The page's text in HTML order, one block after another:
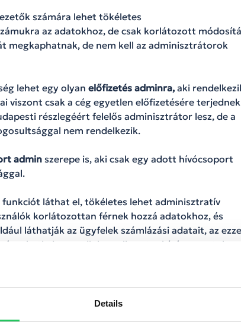
Details
számára lehet tökéletes
az adatokhoz, de csak korlátozott
megkaphatnak, de nem kell az adminisztrátorok
lehet egy olyan előfizetés adminra, aki
viszont csak a cég egyetlen előfizetésére terjednek
részlegéért felelős adminisztrátor lesz, de a
nem rendelkezik.
adminszerepe is, aki csak egy adott hívócsoport
funkciót láthat el, tökéletes lehet adminisztratív
korlátozottan férnek hozzá adatokhoz, és
láthatják az ügyfelek számlázási adatait, az
de mondjuk a call center hívócsoportok
megoldásunkban mi is elérhetővé tettünk
a CC modulunk előfizetői körében kiegészülnek